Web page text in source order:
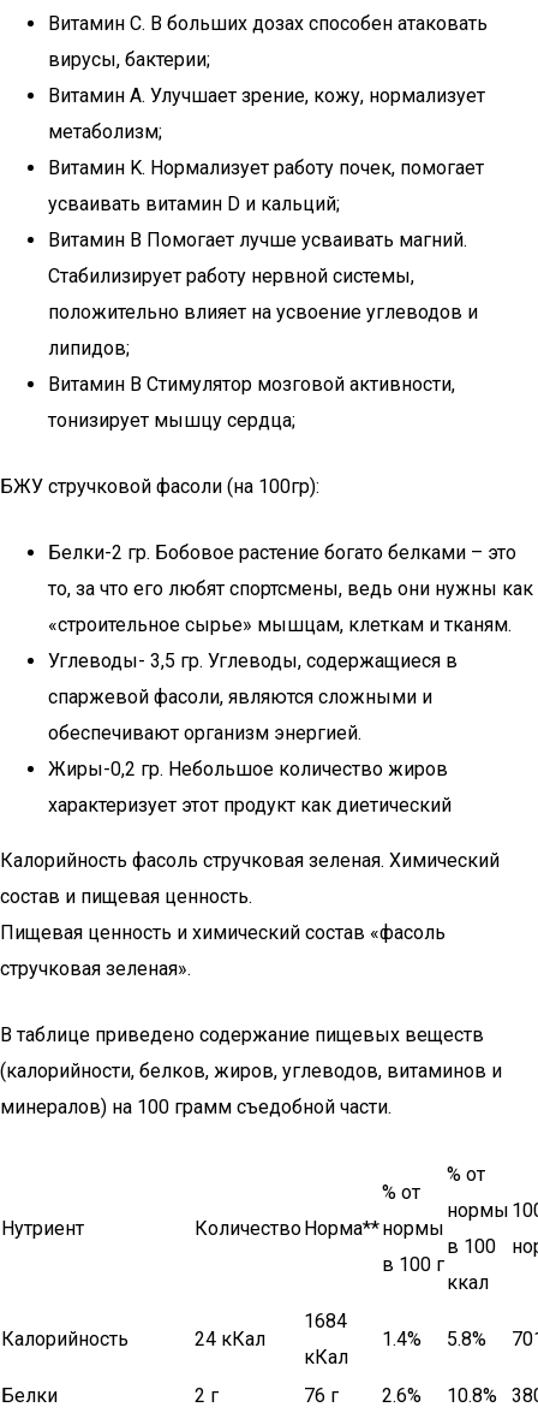
Витамин С. В больших дозах способен атаковать
вирусы, бактерии;
Витамин A. Улучшает зрение, кожу, нормализует
метаболизм;
Витамин K. Нормализует работу почек, помогает
усваивать витамин D и кальций;
Витамин B Помогает лучше усваивать магний.
Стабилизирует работу нервной системы,
положительно влияет на усвоение углеводов и
липидов;
Витамин B Стимулятор мозговой активности,
тонизирует мышцу сердца;
БЖУ стручковой фасоли (на 100гр):
Белки-2 гр. Бобовое растение богато белками – это
то, за что его любят спортсмены, ведь они нужны как
«строительное сырье» мышцам, клеткам и тканям.
Углеводы- 3,5 гр. Углеводы, содержащиеся в
спаржевой фасоли, являются сложными и
обеспечивают организм энергией.
Жиры-0,2 гр. Небольшое количество жиров
характеризует этот продукт как диетический
Калорийность фасоль стручковая зеленая. Химический
состав и пищевая ценность.
Пищевая ценность и химический состав «фасоль
стручковая зеленая».
В таблице приведено содержание пищевых веществ
(калорийности, белков, жиров, углеводов, витаминов и
минералов) на 100 грамм съедобной части.
Нутриент КоличествоНорма**
% от
нормы
в 100 г
% от
нормы
в 100
ккал
Калорийность 24 кКал
1684
кКал
1.4% 5.8%
Белки 2 г 76 г 2.6% 10.8%